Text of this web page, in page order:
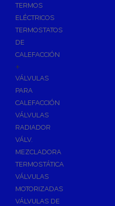
TERMOS
ELÉCTRICOS
TERMOSTATOS
DE
CALEFACCIÓN
+
VÁLVULAS
PARA
CALEFACCIÓN
VÁLVULAS
RADIADOR
VÁLV.
MEZCLADORA
TERMOSTÁTICA
VÁLVULAS
MOTORIZADAS
VÁLVULAS DE